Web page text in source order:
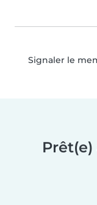
Signaler le